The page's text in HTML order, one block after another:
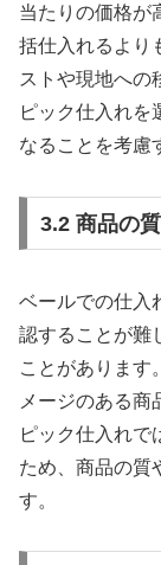
当たりの価格が
括仕入れるより
ストや現地への
ピック仕入れを
なることを考慮
3.2 商品の
ベールでの仕入
認することが難
ことがあります
メージのある商
ピック仕入れで
ため、商品の質
す。